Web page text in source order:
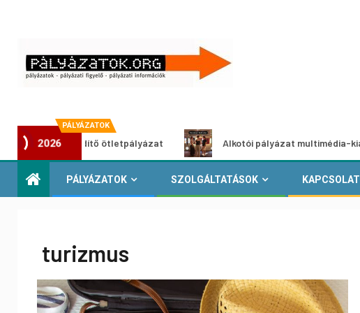
PÁLYÁZATOK
2026
ötletpályázat Alkotói pályázat multimédia-kiállításhoz
PÁLYÁZATOK SZOLGÁLTATÁSOK KAPCSOLAT
turizmus